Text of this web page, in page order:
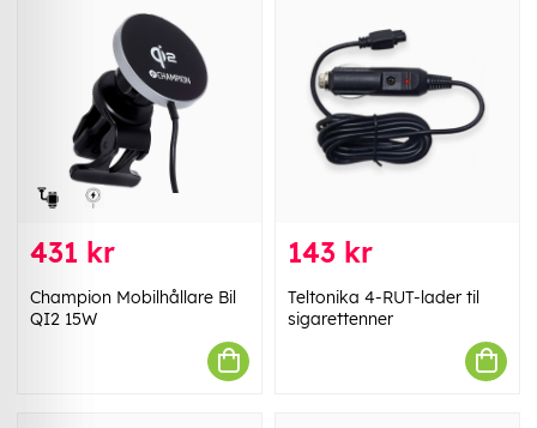
431 kr
Champion Mobilhållare Bil
QI2 15W
143 kr
Teltonika 4-RUT-lader til
sigarettenner